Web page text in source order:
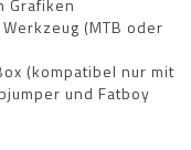
(MTB oder
(kompatibel nur mit
und Fatboy